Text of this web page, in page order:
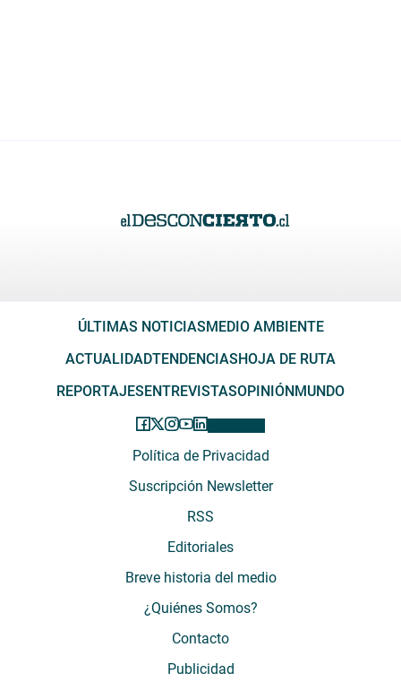
ÚLTIMAS NOTICIAS MEDIO AMBIENTE
ACTUALIDADTENDENCIAS HOJA DE RUTA
REPORTAJES ENTREVISTASOPINIÓN MUNDO
Política de Privacidad
Suscripción Newsletter
RSS
Editoriales
Breve historia del medio
¿Quiénes Somos?
Contacto
Publicidad